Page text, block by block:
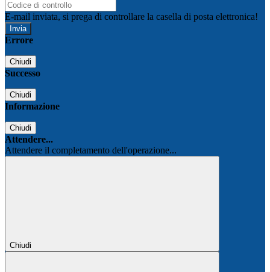
E-mail inviata, si prega di controllare la casella di posta elettronica!
Errore
Chiudi
Successo
Chiudi
Informazione
Chiudi
Attendere...
Attendere il completamento dell'operazione...
Chiudi